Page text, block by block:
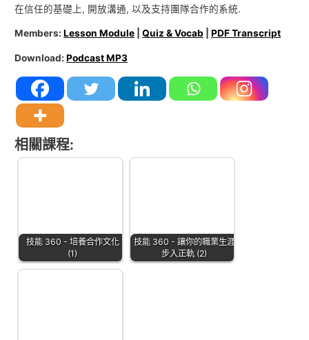
在信任的基礎上, 開放溝通, 以及支持團隊合作的系統.
Members:Lesson Module |Quiz & Vocab |PDF Transcript
Download:Podcast MP3
相關課程:
技能 360 - 培養合作文化
(1)
技能 360 - 讓你的職業生涯
步入正軌 (2)